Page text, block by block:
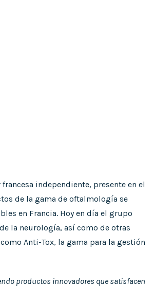
independiente, presente en el
de la gama de oftalmología se
en Francia. Hoy en día el grupo
la neurología, así como de otras
Anti-Tox, la gama para la gestión
productos innovadores que satisfacen